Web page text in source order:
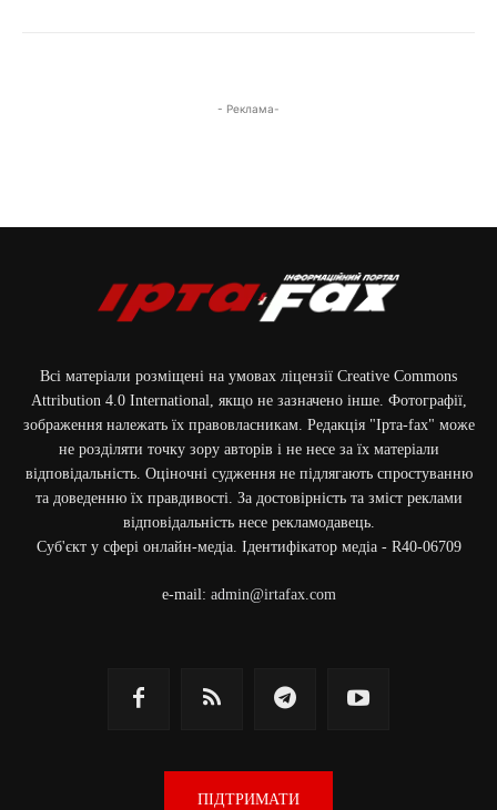
- Реклама-
Всі матеріали розміщені на умовах ліцензії Creative Commons
Attribution 4.0 International, якщо не зазначено інше. Фотографії,
зображення належать їх правовласникам. Редакція "Ірта-fax" може
не розділяти точку зору авторів і не несе за їх матеріали
відповідальність. Оціночні судження не підлягають спростуванню
та доведенню їх правдивості. За достовірність та зміст реклами
відповідальність несе рекламодавець.
Cуб'єкт у сфері онлайн-медіа. Ідентифікатор медіа - R40-06709
e-mail: admin@irtafax.com
ПІДТРИМАТИ